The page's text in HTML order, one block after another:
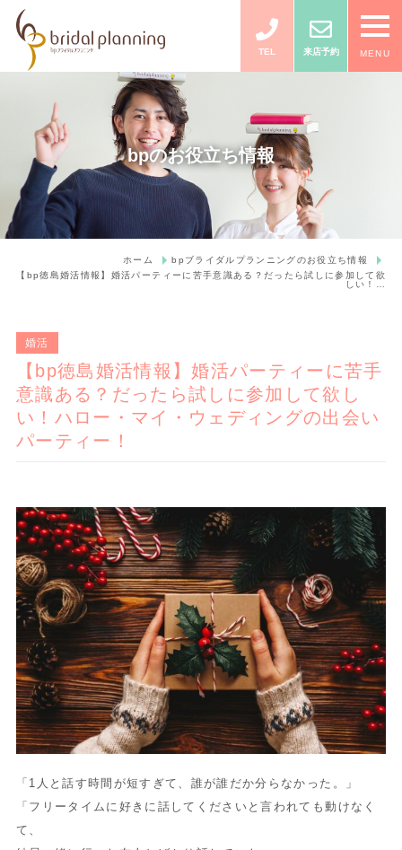
TEL 来店予約 MENU
bpのお役立ち情報
ホーム
bpブライダルプランニングのお役立ち情報
【bp徳島婚活情報】婚活パーティーに苦手意識ある？だったら試しに参加して欲
しい！…
婚活
【bp徳島婚活情報】婚活パーティーに苦手
意識ある？だったら試しに参加して欲し
い！ハロー・マイ・ウェディングの出会い
パーティー！
「1人と話す時間が短すぎて、誰が誰だか分らなかった。」
「フリータイムに好きに話してくださいと言われても動けなく
て、